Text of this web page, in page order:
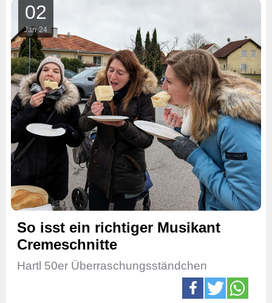
02
Jan 24
So isst ein richtiger Musikant
Cremeschnitte
Hartl 50er Überraschungsständchen